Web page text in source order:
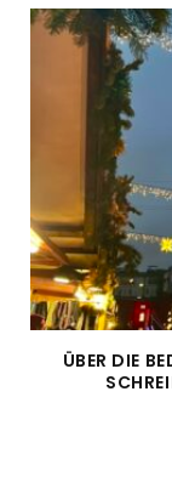
ÜBER DIE